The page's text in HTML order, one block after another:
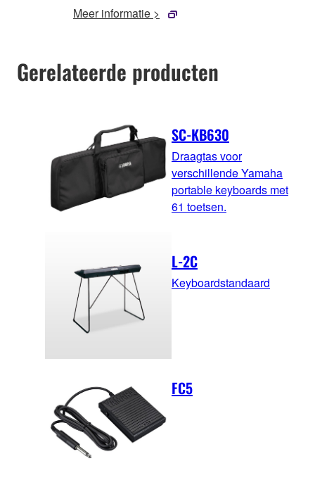
Meer informatie >
Gerelateerde producten
SC-KB630
Draagtas voor
verschillende Yamaha
portable keyboards met
61 toetsen.
L-2C
Keyboardstandaard
FC5